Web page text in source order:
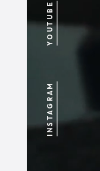
INSTAGRAM
YOUTUBE